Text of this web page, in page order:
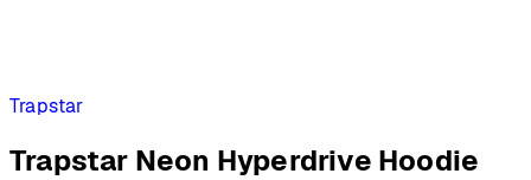
Trapstar
Trapstar Neon Hyperdrive Hoodie